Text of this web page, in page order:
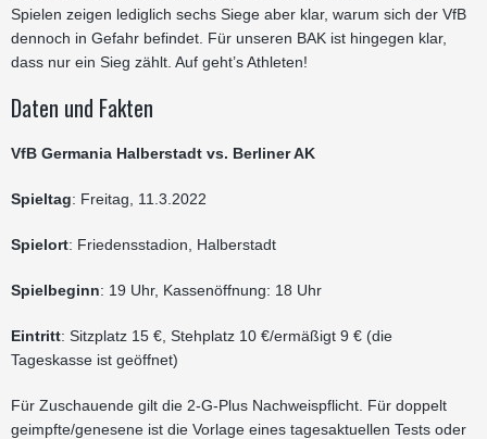
Spielen zeigen lediglich sechs Siege aber klar, warum sich der VfB
dennoch in Gefahr befindet. Für unseren BAK ist hingegen klar,
dass nur ein Sieg zählt. Auf geht’s Athleten!
Daten und Fakten
VfB Germania Halberstadt vs. Berliner AK
Spieltag: Freitag, 11.3.2022
Spielort: Friedensstadion, Halberstadt
Spielbeginn: 19 Uhr, Kassenöffnung: 18 Uhr
Eintritt: Sitzplatz 15 €, Stehplatz 10 €/ermäßigt 9 € (die
Tageskasse ist geöffnet)
Für Zuschauende gilt die 2-G-Plus Nachweispflicht. Für doppelt
geimpfte/genesene ist die Vorlage eines tagesaktuellen Tests oder